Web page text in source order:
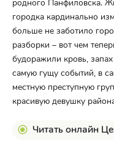
родного Панфиловска.
городка кардинально
больше не заботило
разборки – вот чем
будоражили кровь,
самую гущу событий, в
местную преступную
красивую девушку
Читать онлайн